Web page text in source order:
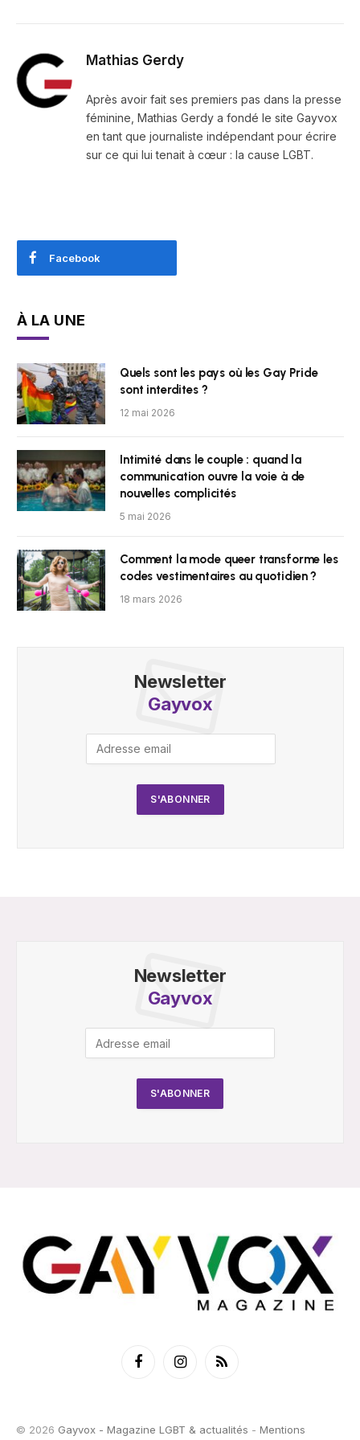
Mathias Gerdy
Après avoir fait ses premiers pas dans la presse
féminine, Mathias Gerdy a fondé le site Gayvox
en tant que journaliste indépendant pour écrire
sur ce qui lui tenait à cœur : la cause LGBT.
Facebook
À LA UNE
Quels sont les pays où les Gay Pride
sont interdites ?
12 mai 2026
Intimité dans le couple : quand la
communication ouvre la voie à de
nouvelles complicités
5 mai 2026
Comment la mode queer transforme les
codes vestimentaires au quotidien ?
18 mars 2026
Newsletter
Gayvox
Newsletter
Gayvox
FacebookInstagramRSS
© 2026 Gayvox - Magazine LGBT & actualités - Mentions